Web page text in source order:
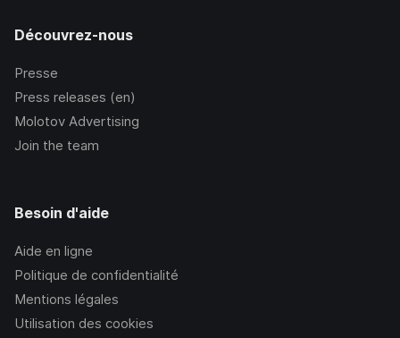
Découvrez-nous
Presse
Press releases (en)
Molotov Advertising
Join the team
Besoin d'aide
Aide en ligne
Politique de confidentialité
Mentions légales
Utilisation des cookies